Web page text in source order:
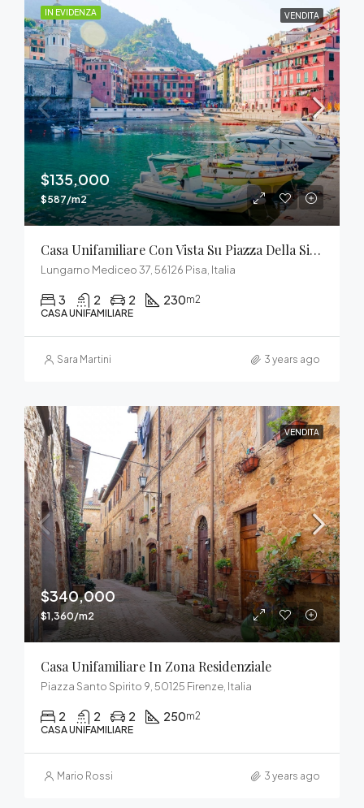
IN EVIDENZA VENDITA
$135,000
$587/m2
Casa Unifamiliare Con Vista Su Piazza Della Signoria
Lungarno Mediceo 37, 56126 Pisa, Italia
3 2 2 230m2
CASA UNIFAMILIARE
Sara Martini 3 years ago
VENDITA
$340,000
$1,360/m2
Casa Unifamiliare In Zona Residenziale
Piazza Santo Spirito 9, 50125 Firenze, Italia
2 2 2 250m2
CASA UNIFAMILIARE
Mario Rossi 3 years ago